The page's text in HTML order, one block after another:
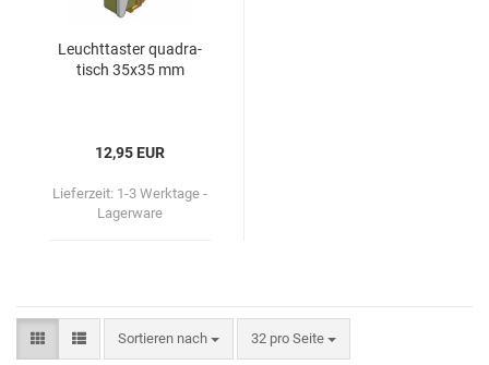
Leucht­tas­ter qua­dra­
tisch 35x35 mm
12,95 EUR
Lieferzeit: 1-3 Werktage -
Lagerware
Sortieren nach 32 pro Seite